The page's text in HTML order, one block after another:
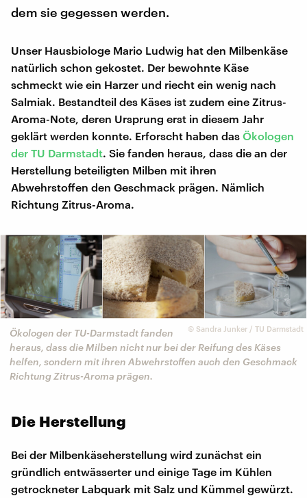
dem sie gegessen werden.
Unser Hausbiologe Mario Ludwig hat den Milbenkäse
natürlich schon gekostet. Der bewohnte Käse
schmeckt wie ein Harzer und riecht ein wenig nach
Salmiak. Bestandteil des Käses ist zudem eine Zitrus-
Aroma-Note, deren Ursprung erst in diesem Jahr
geklärt werden konnte. Erforscht haben das Ökologen
der TU Darmstadt. Sie fanden heraus, dass die an der
Herstellung beteiligten Milben mit ihren
Abwehrstoffen den Geschmack prägen. Nämlich
Richtung Zitrus-Aroma.
© Sandra Junker / TU Darmstadt
Ökologen der TU-Darmstadt fanden
heraus, dass die Milben nicht nur bei der Reifung des Käses
helfen, sondern mit ihren Abwehrstoffen auch den Geschmack
Richtung Zitrus-Aroma prägen.
Die Herstellung
Bei der Milbenkäseherstellung wird zunächst ein
gründlich entwässerter und einige Tage im Kühlen
getrockneter Labquark mit Salz und Kümmel gewürzt.